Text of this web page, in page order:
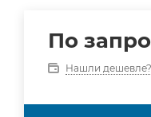
По
Нашли дешевле?